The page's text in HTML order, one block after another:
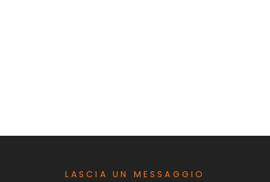
LASCIA UN MESSAGGIO